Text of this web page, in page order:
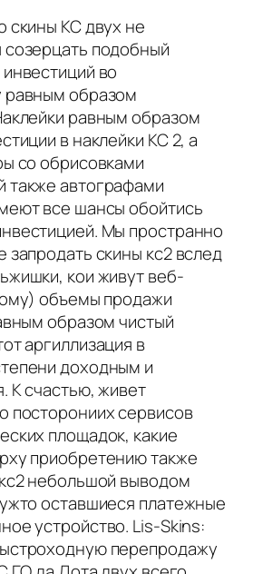
скины КС двух не
созерцать подобный
во
равным образом
равным образом
в наклейки КС 2, а
со обрисовками
также автографами
все шансы обойтись
Мы пространно
запродать скины кс2 вслед
кои живут веб-
объемы продажи
образом чистый
аргиллизация в
доходным и
К счастью, живет
посторониих сервисов
площадок, какие
приобретению также
небольшой выводом
оставшиеся платежные
устройство. Lis-Skins:
перепродажу